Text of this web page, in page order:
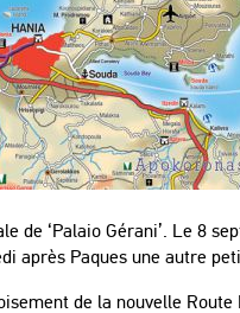
de ‘Palaio Gérani’. Le 8
après Paques une autre
de la nouvelle